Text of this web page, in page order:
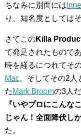
ちなみに別面には
り、知名度としては
さてこのKilla
て発足されたもので
時を経るにつれてそ
Mac、そしてその2人
た Mark Broomの3人
『いやプロにこんな
じゃん！全面降伏し
た。